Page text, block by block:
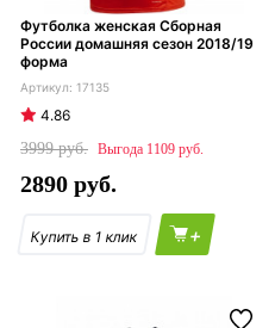
Футболка женская Сборная
России домашняя сезон 2018/19
форма
17135
4.86
3999
1109
2890
+